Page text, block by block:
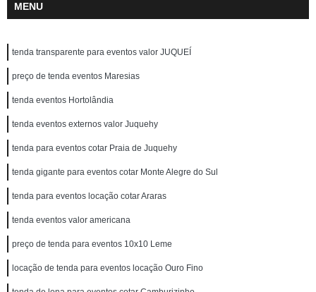
MENU
tenda transparente para eventos valor JUQUEÍ
preço de tenda eventos Maresias
tenda eventos Hortolândia
tenda eventos externos valor Juquehy
tenda para eventos cotar Praia de Juquehy
tenda gigante para eventos cotar Monte Alegre do Sul
tenda para eventos locação cotar Araras
tenda eventos valor americana
preço de tenda para eventos 10x10 Leme
locação de tenda para eventos locação Ouro Fino